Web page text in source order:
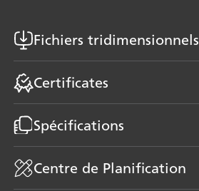
Fichiers tridimensionnels
Certificates
Spécifications
Centre de Planification